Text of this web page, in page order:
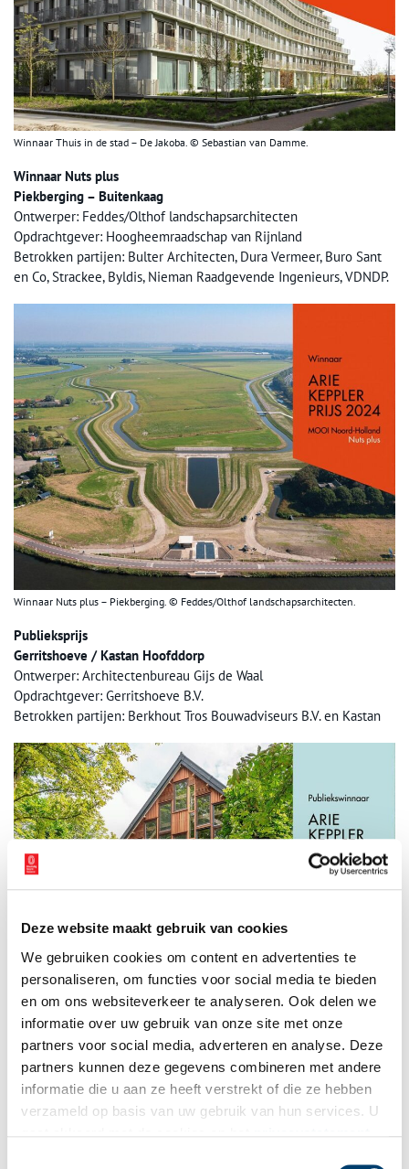
Deze website maakt gebruik van cookies
We gebruiken cookies om content en advertenties te
personaliseren, om functies voor social media te bieden
en om ons websiteverkeer te analyseren. Ook delen we
informatie over uw gebruik van onze site met onze
partners voor social media, adverteren en analyse. Deze
partners kunnen deze gegevens combineren met andere
informatie die u aan ze heeft verstrekt of die ze hebben
verzameld op basis van uw gebruik van hun services. U
Winnaar Thuis in de stad – De Jakoba. © Sebastian van Damme.
Winnaar Nuts plus
Piekberging – Buitenkaag
Ontwerper: Feddes/Olthof landschapsarchitecten
Opdrachtgever: Hoogheemraadschap van Rijnland
Betrokken partijen: Bulter Architecten, Dura Vermeer, Buro Sant
en Co, Strackee, Byldis, Nieman Raadgevende Ingenieurs, VDNDP.
Winnaar Nuts plus – Piekberging. © Feddes/Olthof landschapsarchitecten.
Publieksprijs
Gerritshoeve / Kastan Hoofddorp
Ontwerper: Architectenbureau Gijs de Waal
Opdrachtgever: Gerritshoeve B.V.
Betrokken partijen: Berkhout Tros Bouwadviseurs B.V. en Kastan
Publiekswinnaar – Gerritshoeve – Kastan. © Kees van der Veer.
Selectiecriteria
De Arie Keppler Prijs onderscheidt zich van architectuurprijzen